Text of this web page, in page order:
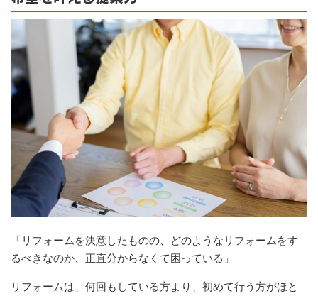
「リフォームを決意したものの、どのようなリフォームをす
るべきなのか、正直分からなくて困っている」
リフォームは、何回もしている方より、初めて行う方がほと